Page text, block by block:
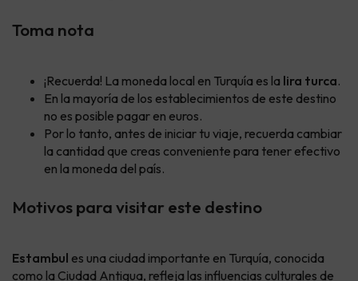
Toma nota
¡Recuerda! La moneda local en Turquía es la lira turca.
En la mayoría de los establecimientos de este destino
no es posible pagar en euros.
Por lo tanto, antes de iniciar tu viaje, recuerda cambiar
la cantidad que creas conveniente para tener efectivo
en la moneda del país.
Motivos para visitar este destino
Estambul es una ciudad importante en Turquía, conocida
como la Ciudad Antigua, refleja las influencias culturales de